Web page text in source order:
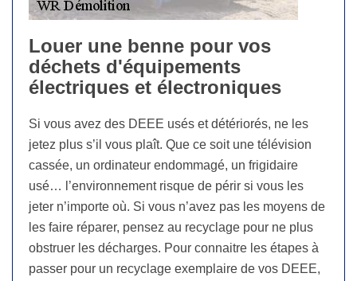
Louer une benne pour vos
déchets d'équipements
électriques et électroniques
Si vous avez des DEEE usés et détériorés, ne les
jetez plus s’il vous plaît. Que ce soit une télévision
cassée, un ordinateur endommagé, un frigidaire
usé… l’environnement risque de périr si vous les
jeter n’importe où. Si vous n’avez pas les moyens de
les faire réparer, pensez au recyclage pour ne plus
obstruer les décharges. Pour connaitre les étapes à
passer pour un recyclage exemplaire de vos DEEE,